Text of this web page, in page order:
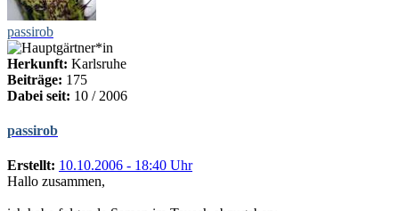
passirob
Herkunft: Karlsruhe
Beiträge: 175
Dabei seit: 10 / 2006
passirob
Erstellt: 10.10.2006 - 18:40 Uhr
Hallo zusammen,